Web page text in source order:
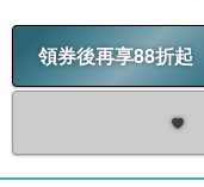
領券後再享88折起